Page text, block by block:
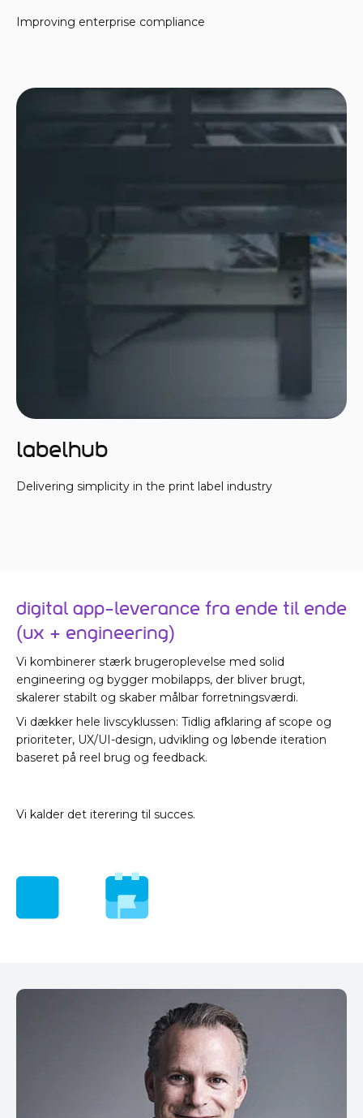
Improving enterprise compliance
LabelHub
Delivering simplicity in the print label industry
Digital app-leverance fra ende til ende
(UX + engineering)
Vi kombinerer stærk brugeroplevelse med solid
engineering og bygger mobilapps, der bliver brugt,
skalerer stabilt og skaber målbar forretningsværdi.
Vi dækker hele livscyklussen: Tidlig afklaring af scope og
prioriteter, UX/UI-design, udvikling og løbende iteration
baseret på reel brug og feedback.
Vi kalder det iterering til succes.